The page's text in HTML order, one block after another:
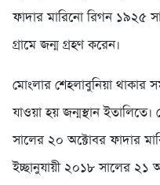
ফাদার মারিনো রিগন ১৯২৫
গ্রামে জন্ম গ্রহণ করেন।
মোংলার শেহলাবুনিয়া থাকার
যাওয়া হয় জন্মস্থান
সালের ২০ অক্টোবর ফাদার
ইচ্ছানুযায়ী ২০১৮ সালের ২১